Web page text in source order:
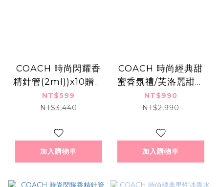
COACH 時尚閃耀香
精針管(2ml))x10贈可
愛香氛擴香掛飾
NT$599
NT$3,440
加入購物車
COACH 時尚經典甜
蜜香氛禮/芙洛麗甜蜜
香氛禮-航空版
NT$990
NT$2,990
加入購物車